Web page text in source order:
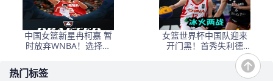
中国女篮新星冉柯嘉 暂
时放弃WNBA！选择加
女篮世界杯中国队迎来
开门黑！首秀失利德
国：G2战又击完胜欧洲
热门标签